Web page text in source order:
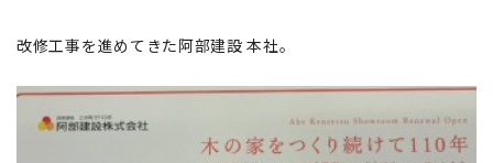
改修工事を進めてきた阿部建設 本社。